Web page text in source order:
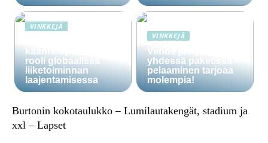
VINKKEJÄ
käännöspalvelujen
rooli globaalissa
liiketoiminnan
laajentamisessa
VINKKEJÄ
Viihde ja hyöty
yhdessä paketissa –
pelaaminen tarjoaa
molempia!
Burtonin kokotaulukko – Lumilautakengät, stadium ja
xxl – Lapset